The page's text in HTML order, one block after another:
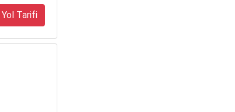
Yol Tarifi